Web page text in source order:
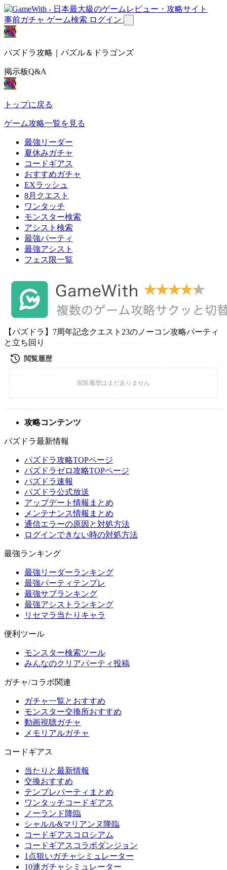
事前ガチャ ゲーム検索 ログイン
パズドラ攻略｜パズル＆ドラゴンズ
掲示板Q&A
トップに戻る
ゲーム攻略一覧を見る
最強リーダー
夏休みガチャ
コードギアス
おすすめガチャ
EXラッシュ
8月クエスト
ワンタッチ
モンスター検索
アシスト検索
最強パーティ
最強アシスト
フェス限一覧
【パズドラ】7周年記念クエスト23のノーコン攻略パーティ
と立ち回り
攻略コンテンツ
パズドラ最新情報
パズドラ攻略TOPページ
パズドラゼロ攻略TOPページ
パズドラ速報
パズドラ公式放送
アップデート情報まとめ
メンテナンス情報まとめ
通信エラーの原因と対処方法
ログインできない時の対処方法
最強ランキング
最強リーダーランキング
最強パーティテンプレ
最強サブランキング
最強アシストランキング
リセマラ当たりキャラ
便利ツール
モンスター検索ツール
みんなのクリアパーティ投稿
ガチャ/コラボ関連
ガチャ一覧とおすすめ
モンスター交換所おすすめ
動画視聴ガチャ
メモリアルガチャ
コードギアス
当たりと最新情報
交換おすすめ
テンプレパーティまとめ
ワンタッチコードギアス
ノーランド降臨
シャルル&マリアンヌ降臨
コードギアスコロシアム
コードギアスコラボダンジョン
1点狙いガチャシミュレーター
10連ガチャシミュレーター